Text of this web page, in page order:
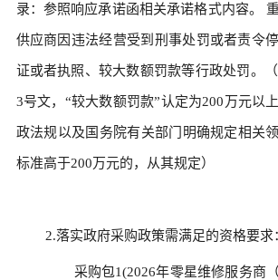
录：参照响应承诺函相关承诺格式内容。
供应商因违法经营受到刑事处罚或者责令
证或者执照、较大数额罚款等行政处罚。（
3号文，“较大数额罚款”认定为200万元以
政法规以及国务院有关部门明确规定相关
标准高于200万元的，从其规定）
2.落实政府采购政策需满足的资格要求
采购包1(2026年零星维修服务商